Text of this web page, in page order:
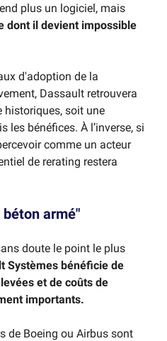
plus un logiciel, mais
dont il devient impossible
d'adoption de la
Dassault retrouvera
historiques, soit une
les bénéfices. À l’inverse, si
comme un acteur
de rerating restera
béton armé"
doute le point le plus
Systèmes bénéficie de
et de coûts de
importants.
de Boeing ou Airbus sont